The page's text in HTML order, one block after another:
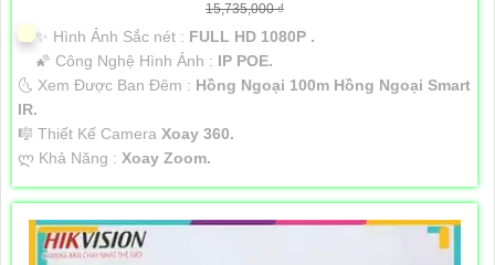
15,735,000 ₫
✨ Hình Ảnh Sắc nét : FULL HD 1080P .
🌠 Công Nghệ Hình Ảnh : IP POE.
🌜 Xem Được Ban Đêm : Hồng Ngoại 100m Hồng Ngoại Smart
IR.
🎼️ Thiết Kế Camera Xoay 360.
️ლ Khả Năng : Xoay Zoom.